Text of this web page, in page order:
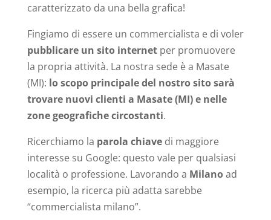
caratterizzato da una bella grafica!
Fingiamo di essere un commercialista e di voler
pubblicare un sito internetper promuovere
la propria attività. La nostra sede è a Masate
(MI): lo scopo principale del nostro sito sarà
trovare nuovi clienti a Masate (MI) e nelle
zone geografiche circostanti.
Ricerchiamo la parola chiavedi maggiore
interesse su Google: questo vale per qualsiasi
località o professione. Lavorando a Milanoad
esempio, la ricerca più adatta sarebbe
“commercialista milano”.